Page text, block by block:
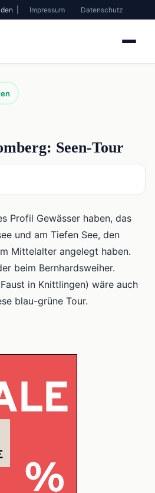
den | Impressum Datenschutz
Seen-Tour
Profil Gewässer haben, das
und am Tiefen See, den
Mittelalter angelegt haben.
beim Bernhardsweiher.
in Knittlingen) wäre auch
blau-grüne Tour.